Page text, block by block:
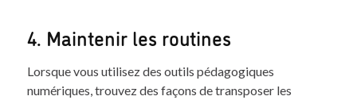
4. Maintenir les routines
Lorsque vous utilisez des outils pédagogiques
numériques, trouvez des façons de transposer les